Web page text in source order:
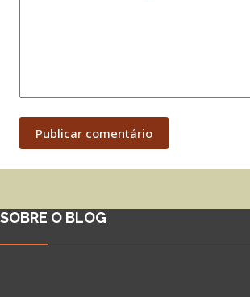
Publicar comentário
SOBRE O BLOG